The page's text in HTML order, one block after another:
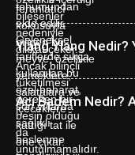
Ylang Ylang Nedir?
Acı Badem Nedir?